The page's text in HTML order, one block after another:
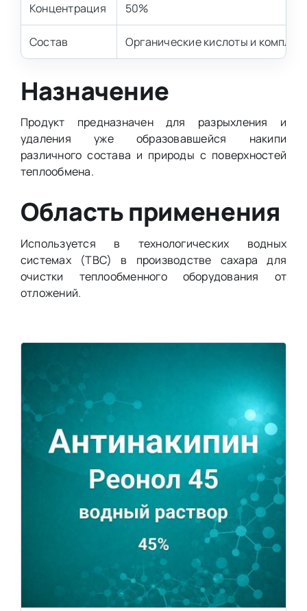
Концентрация 50%
Состав Органические кислоты и
Назначение
Продукт предназначен для разрыхления и
удаления уже образовавшейся накипи
различного состава и природы с поверхностей
теплообмена.
Область применения
Используется в технологических водных
системах (ТВС) в производстве сахара для
очистки теплообменного оборудования от
отложений.